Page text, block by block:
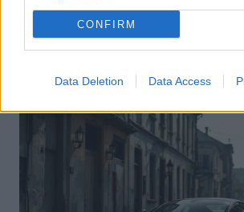
CONFIRM
Data Deletion Data Access
Pourquoi le bouton start/stop
des voitures électriques